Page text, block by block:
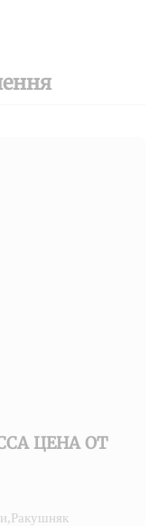
ЦЕНА ОТ
,Ракушняк